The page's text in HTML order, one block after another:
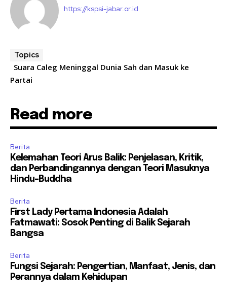
https://kspsi-jabar.or.id
Topics
Suara Caleg Meninggal Dunia Sah dan Masuk ke
Partai
Read more
Berita
Kelemahan Teori Arus Balik: Penjelasan, Kritik,
dan Perbandingannya dengan Teori Masuknya
Hindu-Buddha
Berita
First Lady Pertama Indonesia Adalah
Fatmawati: Sosok Penting di Balik Sejarah
Bangsa
Berita
Fungsi Sejarah: Pengertian, Manfaat, Jenis, dan
Perannya dalam Kehidupan